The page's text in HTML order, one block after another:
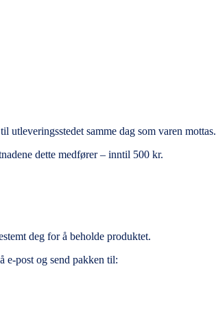
utleveringsstedet samme dag som varen mottas.
dette medfører – inntil 500 kr.
deg for å beholde produktet.
e-post og send pakken til: